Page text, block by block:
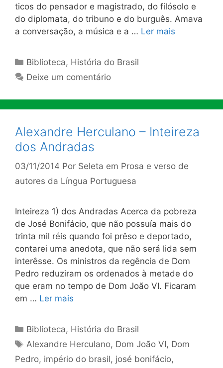
ticos do pensador e magis­trado, do filósolo e
do diplo­mata, do tribuno e do bur­guês. Amava
a conversação, a música e a … Ler mais
Categorias
Biblioteca, História do Brasil
Deixe um comentário
Alexandre Herculano – Inteireza
dos Andradas
03/11/2014 Por Seleta em Prosa e verso de
autores da Língua Portuguesa
Inteireza 1) dos Andradas Acerca da pobreza
de José Bonifácio, que não possuía mais do
trinta mil réis quando foi prêso e deportado,
contarei uma ane­dota, que não será lida sem
interêsse. Os ministros da regência de Dom
Pedro reduziram os orde­nados à metade do
que eram no tempo de Dom João VI. Fica­ram
em … Ler mais
Categorias
Biblioteca, História do Brasil
Tags
Alexandre Herculano, Dom João VI, Dom
Pedro, império do brasil, josé bonifácio,